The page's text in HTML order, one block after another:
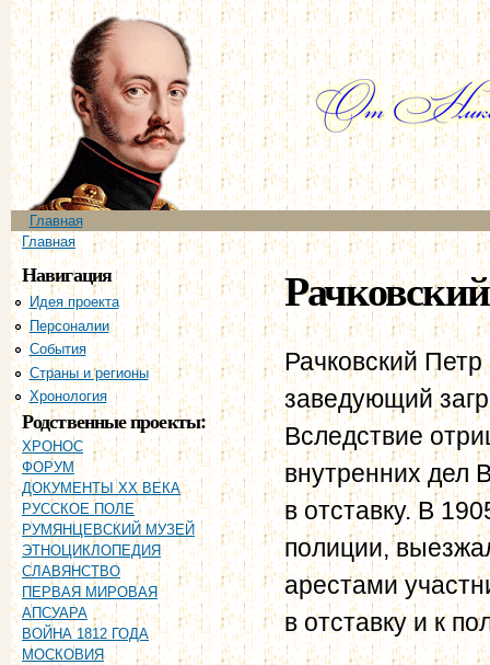
Главное меню
Главная
Вы здесь
Главная
Навигация
Идея проекта
Персоналии
События
Страны и регионы
Хронология
Родственные проекты:
ХРОНОС
ФОРУМ
ДОКУМЕНТЫ XX ВЕКА
РУССКОЕ ПОЛЕ
РУМЯНЦЕВСКИЙ МУЗЕЙ
ЭТНОЦИКЛОПЕДИЯ
СЛАВЯНСТВО
ПЕРВАЯ МИРОВАЯ
АПСУАРА
ВОЙНА 1812 ГОДА
МОСКОВИЯ
Рачковский
заведующий
Вследствие
внутренних дел
в отставку. В
полиции,
арестами
в отставку и к